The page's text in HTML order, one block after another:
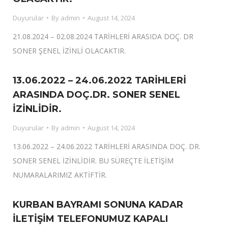
Duyurular By admin August 14, 2024
21.08.2024 – 02.08.2024 TARİHLERİ ARASIDA DOÇ. DR
SONER ŞENEL İZİNLİ OLACAKTIR.
13.06.2022 – 24.06.2022 TARİHLERİ
ARASINDA DOÇ.DR. SONER SENEL
İZİNLİDİR.
Duyurular By admin August 14, 2024
13.06.2022 – 24.06.2022 TARİHLERİ ARASINDA DOÇ. DR.
SONER SENEL İZİNLİDİR. BU SÜREÇTE İLETİŞİM
NUMARALARIMIZ AKTİFTİR.
KURBAN BAYRAMI SONUNA KADAR
İLETİŞİM TELEFONUMUZ KAPALI